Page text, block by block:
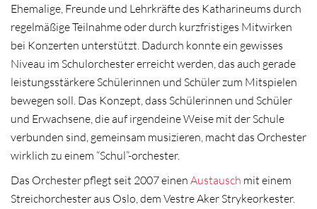
Ehemalige, Freunde und Lehrkräfte des Katharineums durch
regelmäßige Teilnahme oder durch kurzfristiges Mitwirken
bei Konzerten unterstützt. Dadurch konnte ein gewisses
Niveau im Schulorchester erreicht werden, das auch gerade
leistungsstärkere Schülerinnen und Schüler zum Mitspielen
bewegen soll. Das Konzept, dass Schülerinnen und Schüler
und Erwachsene, die auf irgendeine Weise mit der Schule
verbunden sind, gemeinsam musizieren, macht das Orchester
wirklich zu einem “Schul”-orchester.
Das Orchester pflegt seit 2007 einen Austausch mit einem
Streichorchester aus Oslo, dem Vestre Aker Strykeorkester.